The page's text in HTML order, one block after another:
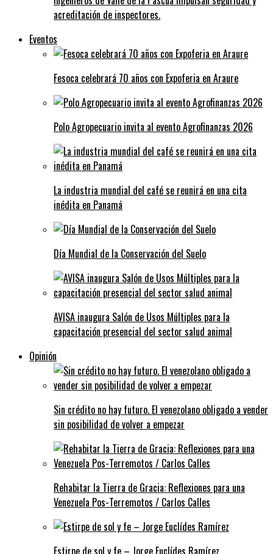
acreditación de inspectores.
Eventos
Fesoca celebrará 70 años con Expoferia en Araure
Polo Agropecuario invita al evento Agrofinanzas 2026
La industria mundial del café se reunirá en una cita
inédita en Panamá
Día Mundial de la Conservación del Suelo
AVISA inaugura Salón de Usos Múltiples para la
capacitación presencial del sector salud animal
Opinión
Sin crédito no hay futuro. El venezolano obligado a vender
sin posibilidad de volver a empezar
Rehabitar la Tierra de Gracia: Reflexiones para una
Venezuela Pos-Terremotos / Carlos Calles
Estirpe de sol y fe – Jorge Euclídes Ramírez